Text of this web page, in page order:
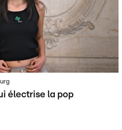
électrise la pop